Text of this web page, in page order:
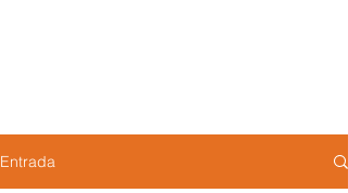
Entrada